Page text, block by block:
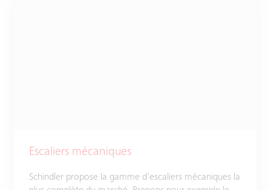
Escaliers mécaniques
Schindler propose la gamme d’escaliers mécaniques la